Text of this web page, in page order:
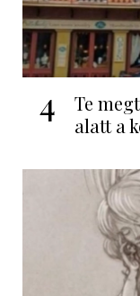
4
Te
alatt a